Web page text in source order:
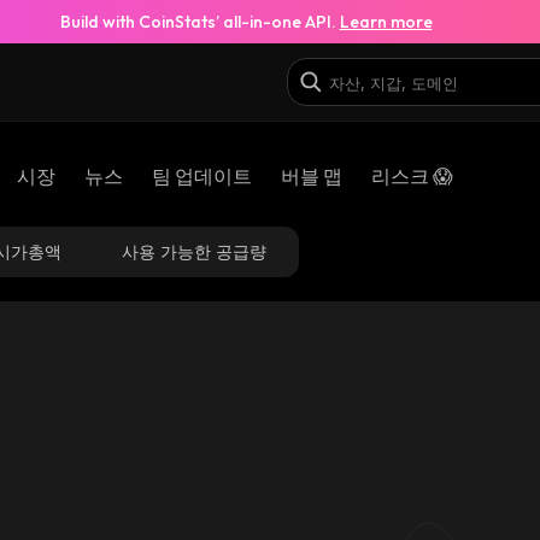
Build with CoinStats’ all-in-one API. Learn more
시장 뉴스 팀 업데이트 버블 맵 리스크 😱
가총액 사용 가능한 공급량